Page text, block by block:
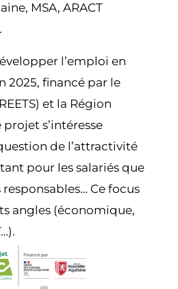
MSA, ARACT
l’emploi en
2025, financé par le
et la Région
s’intéresse
de l’attractivité
pour les salariés que
Ce focus
angles (économique,